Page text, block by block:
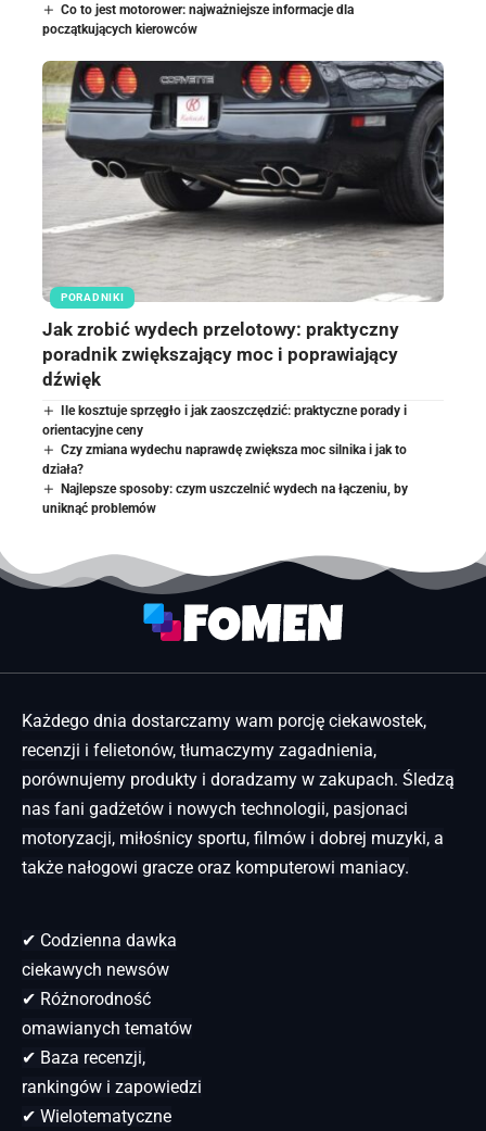
Co to jest motorower: najważniejsze informacje dla
początkujących kierowców
PORADNIKI
Jak zrobić wydech przelotowy: praktyczny
poradnik zwiększający moc i poprawiający
dźwięk
Ile kosztuje sprzęgło i jak zaoszczędzić: praktyczne porady i
orientacyjne ceny
Czy zmiana wydechu naprawdę zwiększa moc silnika i jak to
działa?
Najlepsze sposoby: czym uszczelnić wydech na łączeniu, by
uniknąć problemów
Każdego dnia dostarczamy wam porcję ciekawostek,
recenzji i felietonów, tłumaczymy zagadnienia,
porównujemy produkty i doradzamy w zakupach. Śledzą
nas fani gadżetów i nowych technologii, pasjonaci
motoryzacji, miłośnicy sportu, filmów i dobrej muzyki, a
także nałogowi gracze oraz komputerowi maniacy.
✔ Codzienna dawka
ciekawych newsów
✔ Różnorodność
omawianych tematów
✔ Baza recenzji,
rankingów i zapowiedzi
✔ Wielotematyczne